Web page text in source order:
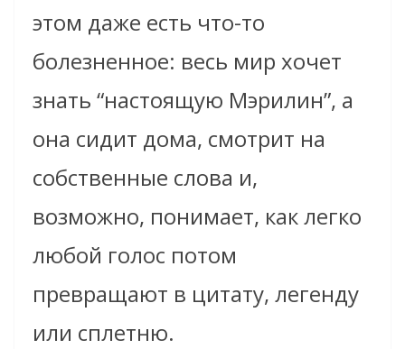
этом даже есть что-то
болезненное: весь мир хочет
знать “настоящую Мэрилин”, а
она сидит дома, смотрит на
собственные слова и,
возможно, понимает, как легко
любой голос потом
превращают в цитату, легенду
или сплетню.